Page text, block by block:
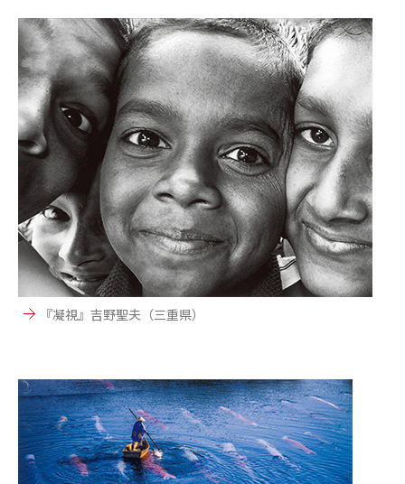
『凝視』吉野聖夫（三重県）